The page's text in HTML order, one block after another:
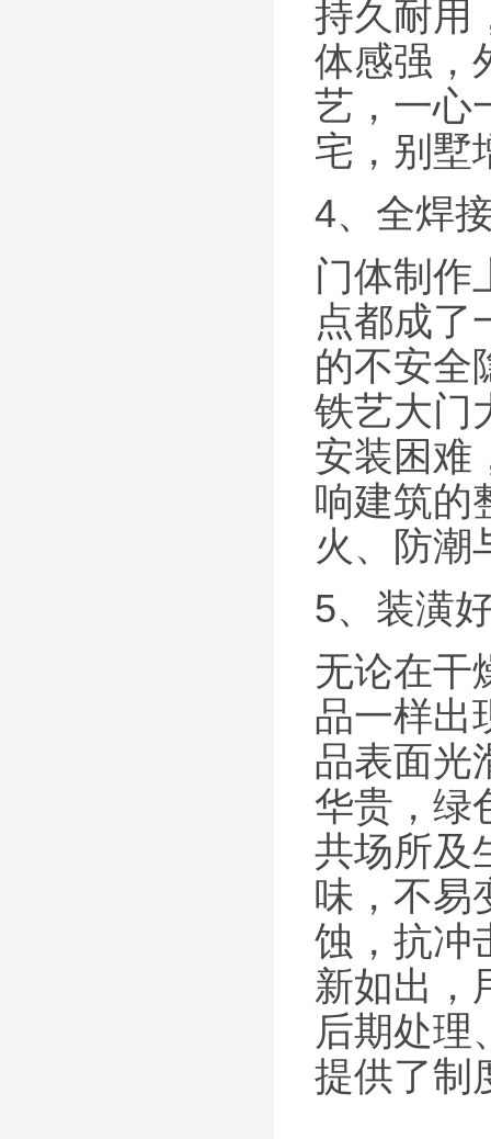
持久耐用
体感强，
艺，一心
宅，别墅
4、全焊
门体制作
点都成了
的不安全
铁艺大门
安装困难
响建筑的
火、防潮
5、装潢
无论在干
品一样出
品表面光
华贵，绿
共场所及
味，不易
蚀，抗冲
新如出，
后期处理
提供了制